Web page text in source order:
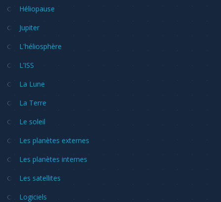
Héliopause
Jupiter
L'héliosphère
L’ISS
La Lune
La Terre
Le soleil
Les planètes externes
Les planètes internes
Les satellites
Logiciels